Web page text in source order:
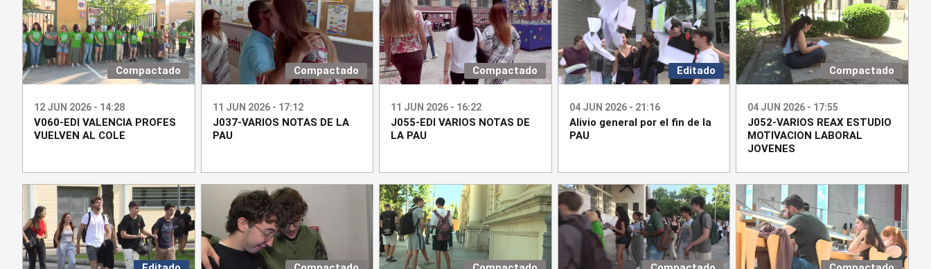
Compactado
12 JUN 2026 - 14:28
V060-EDI VALENCIA PROFES
VUELVEN AL COLE
Compactado
11 JUN 2026 - 17:12
J037-VARIOS NOTAS DE LA
PAU
Compactado
11 JUN 2026 - 16:22
J055-EDI VARIOS NOTAS DE
LA PAU
Editado
04 JUN 2026 - 21:16
Alivio general por el fin de la
PAU
Compactado
04 JUN 2026 - 17:55
J052-VARIOS REAX ESTUDIO
MOTIVACION LABORAL
JOVENES